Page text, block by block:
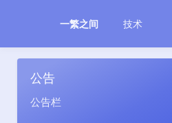
一繁之间 技术
公告
公告栏